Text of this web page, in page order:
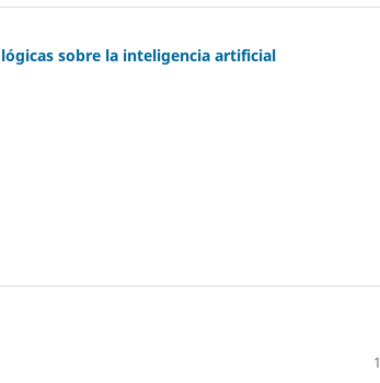
sobre la inteligencia artificial